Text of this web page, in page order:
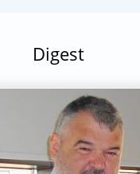
Digest